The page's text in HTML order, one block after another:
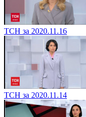
ТСН за 2020.11.16
ТСН за 2020.11.14